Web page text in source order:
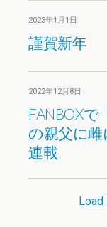
2023年1月1日
謹賀新年
2022年12月8日
FANBOX
の親父に
連載
Load